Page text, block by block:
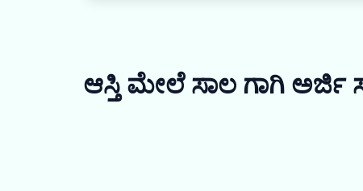
ಆಸ್ತಿ ಮೇಲೆ ಸಾಲ ಗಾಗಿ ಅರ್ಜಿ